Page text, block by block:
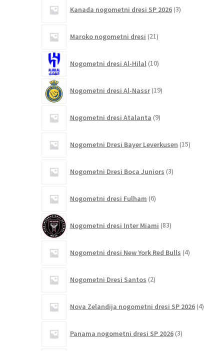
Kanada nogometni dresi SP 2026 3izdelki
Maroko nogometni dresi 21izdelkov
Nogometni dresi Al-Hilal 10izdelkov
Nogometni dresi Al-Nassr 19izdelkov
Nogometni dresi Atalanta 9izdelkov
Nogometni Dresi Bayer Leverkusen 15izdelkov
Nogometni Dresi Boca Juniors 3izdelki
Nogometni dresi Fulham 6izdelkov
Nogometni dresi Inter Miami 83izdelkov
Nogometni dresi New York Red Bulls 4izdelki
Nogometni Dresi Santos 2izdelka
Nova Zelandija nogometni dresi SP 2026 4izdelki
Panama nogometni dresi SP 2026 3izdelki